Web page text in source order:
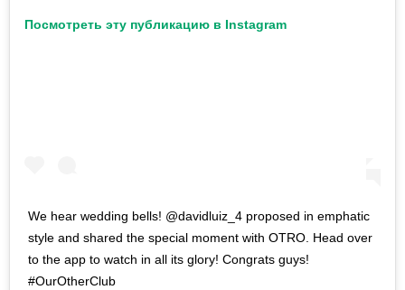
Посмотреть эту публикацию в Instagram
We hear wedding bells! @davidluiz_4 proposed in emphatic
style and shared the special moment with OTRO. Head over
to the app to watch in all its glory! Congrats guys!
#OurOtherClub